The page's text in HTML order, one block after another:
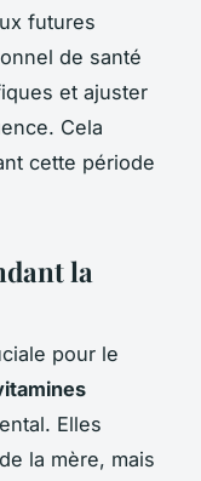
futures
de santé
et ajuster
Cela
cette période
la
pour le
Elles
la mère, mais